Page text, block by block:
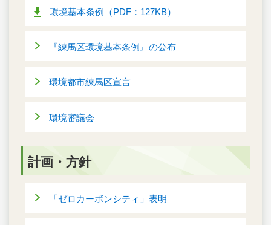
環境基本条例（PDF：127KB）
『練馬区環境基本条例』の公布
環境都市練馬区宣言
環境審議会
計画・方針
「ゼロカーボンシティ」表明